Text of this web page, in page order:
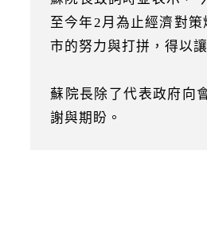
至今年2月為止經濟對
市的努力與打拼，得以
蘇院長除了代表政府向
謝與期盼。